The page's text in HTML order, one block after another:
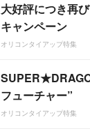
大好評につき再
キャンペーン
オリコンタイアップ特集
フューチャー”
オリコンタイアップ特集